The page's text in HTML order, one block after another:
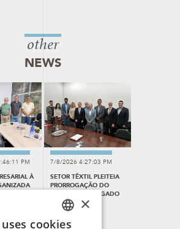
other
NEWS
PM
À
7/8/2026 4:27:03 PM
SETOR TÊXTIL PLEITEIA
PRORROGAÇÃO DO
CRÉDITO OUTORGADO
DO ICMS
×
cookies